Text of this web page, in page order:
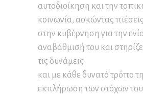
αυτοδιοίκηση και την
κοινωνία, ασκώντας πιέσεις
στην κυβέρνηση για την
αναβάθμισή του και
τις δυνάμεις
και με κάθε δυνατό τρόπο
εκπλήρωση των στόχων